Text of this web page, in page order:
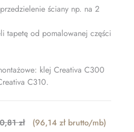
ściany np. na 2
tapetę od pomalowanej części
klej Creativa C300
C310.
zł
Original
Current
(96,14 zł brutto/mb)